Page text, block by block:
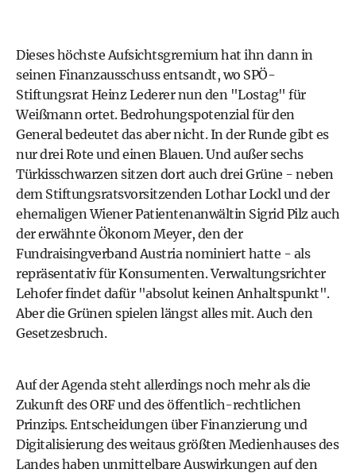
Dieses höchste Aufsichtsgremium hat ihn dann in
seinen Finanzausschuss entsandt, wo SPÖ-
Stiftungsrat Heinz Lederer nun den "Lostag" für
Weißmann ortet. Bedrohungspotenzial für den
General bedeutet das aber nicht. In der Runde gibt es
nur drei Rote und einen Blauen. Und außer sechs
Türkisschwarzen sitzen dort auch drei Grüne - neben
dem Stiftungsratsvorsitzenden Lothar Lockl und der
ehemaligen Wiener Patientenanwältin Sigrid Pilz auch
der erwähnte Ökonom Meyer, den der
Fundraisingverband Austria nominiert hatte - als
repräsentativ für Konsumenten. Verwaltungsrichter
Lehofer findet dafür "absolut keinen Anhaltspunkt".
Aber die Grünen spielen längst alles mit. Auch den
Gesetzesbruch.
Auf der Agenda steht allerdings noch mehr als die
Zukunft des ORF und des öffentlich-rechtlichen
Prinzips. Entscheidungen über Finanzierung und
Digitalisierung des weitaus größten Medienhauses des
Landes haben unmittelbare Auswirkungen auf den